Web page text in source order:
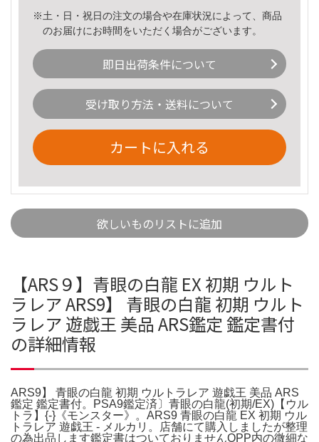
※土・日・祝日の注文の場合や在庫状況によって、商品
のお届けにお時間をいただく場合がございます。
即日出荷条件について
受け取り方法・送料について
カートに入れる
欲しいものリストに追加
【ARS９】青眼の白龍 EX 初期 ウルト
ラレア ARS9】 青眼の白龍 初期 ウルト
ラレア 遊戯王 美品 ARS鑑定 鑑定書付
の詳細情報
ARS9】 青眼の白龍 初期 ウルトラレア 遊戯王 美品 ARS
鑑定 鑑定書付。PSA9鑑定済〕青眼の白龍(初期/EX)【ウル
トラ】{-}《モンスター》。ARS9 青眼の白龍 EX 初期 ウル
トラレア 遊戯王 - メルカリ。店舗にて購入しましたが整理
の為出品します鑑定書はついておりませんOPP内の微細な